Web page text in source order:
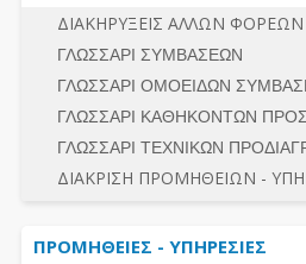
ΔΙΚΑΙΟΥΜΕΝΟΙ ΣΥΜΜΕΤΟΧΗΣ
ΠΡΟΣΦΟΡΕΣ –
ΔΙΕΞΑΓΩΓΗ ΔΙΑΔΙΚΑΣΙΑΣ
ΕΣΗΔΗΣ – ΚΗΜΔΗΣ
ΠΕΡΙΛΗΨΕΙΣ ΑΠΟΦΑΣΕΩΝ
ΣΥΝΟΛΟ
ΔΙΕΞΑΓΩΓΗ ΔΙΑΔΙΚΑΣΙΑΣ
ΔΙΑΔΙΚΑΣΙΕΣ ΑΝΑΘΕΣΗΣ
ΓΕΝΙΚΟΙ ΚΑΝΟΝΕΣ
ΠΡΟΕΤΟΙΜΑΣΙΑ -
ΛΟΓΟΙ ΑΠΟΚΛΕΙΣΜΟΥ-
ΠΡΟΣΦΟΡΕΣ -
ΔΙΑΚΗΡΥΞΕΙΣ ΑΛΛΩΝ ΦΟΡΕΩΝ
ΓΛΩΣΣΑΡΙ ΣΥΜΒΑΣΕΩΝ
ΓΛΩΣΣΑΡΙ ΟΜΟΕΙΔΩΝ
ΓΛΩΣΣΑΡΙ ΚΑΘΗΚΟΝΤΩΝ
ΓΛΩΣΣΑΡΙ ΤΕΧΝΙΚΩΝ
ΔΙΑΚΡΙΣΗ ΠΡΟΜΗΘΕΙΩΝ -
ΠΡΟΜΗΘΕΙΕΣ - ΥΠΗΡΕΣΙΕΣ